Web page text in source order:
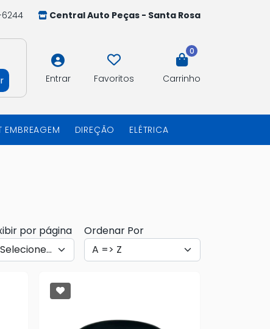
6244
Central Auto Peças - Santa Rosa
Entrar Favoritos
0
Carrinho
EMBREAGEM DIREÇÃO ELÉTRICA
por página Ordenar Por